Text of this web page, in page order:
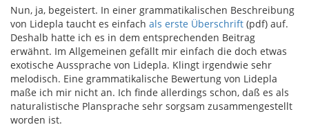
Nun, ja, begeistert. In einer grammatikalischen Beschreibung
von Lidepla taucht es einfach als erste Überschrift (pdf) auf.
Deshalb hatte ich es in dem entsprechenden Beitrag
erwähnt. Im Allgemeinen gefällt mir einfach die doch etwas
exotische Aussprache von Lidepla. Klingt irgendwie sehr
melodisch. Eine grammatikalische Bewertung von Lidepla
maße ich mir nicht an. Ich finde allerdings schon, daß es als
naturalistische Plansprache sehr sorgsam zusammengestellt
worden ist.